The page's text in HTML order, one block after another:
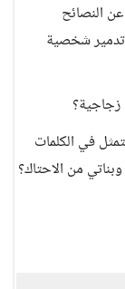
النصائح
تدمير شخصية
في الكلمات
من الاحتاك؟